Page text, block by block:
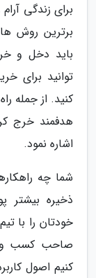
برای زندگی
برترین روش
باید دخل و
توانید برای
کنید. از جمله
هدفمند خرج
اشاره نمود.
شما چه
ذخیره بیشتر
خودتان را با
صاحب کسب و
کنیم اصول